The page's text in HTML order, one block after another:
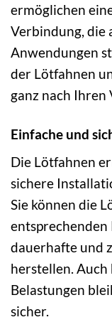
ermöglichen
Verbindung, die
Anwendungen
der Lötfahnen
ganz nach Ihren
Einfache und
Die Lötfahnen
sichere
Sie können die
dauerhafte und
herstellen.
Belastungen
sicher.